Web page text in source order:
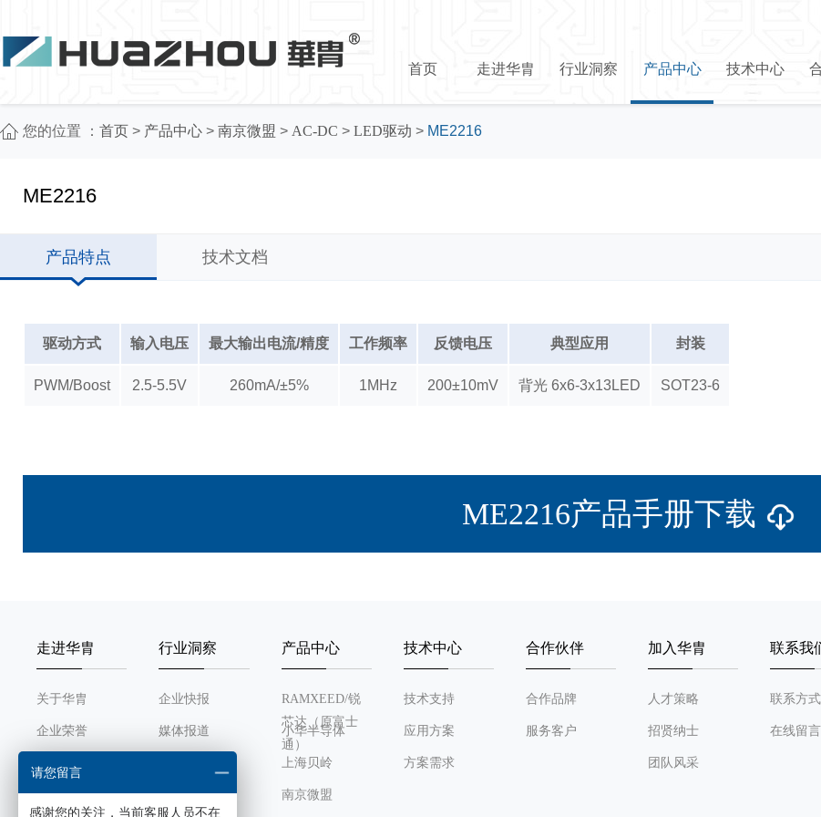
首页 走进华胄 行业洞察 产品中心 技术中心
您的位置 ： 首页 > 产品中心 > 南京微盟 > AC-DC > LED驱动 > ME2216
ME2216
产品特点 技术文档
驱动方式 输入电压 最大输出电流/精度 工作频率 反馈电压 典型应用 封装
PWM/Boost 2.5-5.5V 260mA/±5% 1MHz 200±10mV 背光 6x6-3x13LED SOT23-6
ME2216产品手册下载
走进华胄
关于华胄
企业荣誉
发展历程
组织架构
行业洞察
企业快报
媒体报道
产品中心
RAMXEED/锐
芯达（原富士
通）
小华半导体
上海贝岭
南京微盟
技术中心
技术支持
应用方案
方案需求
合作伙伴
合作品牌
服务客户
加入华胄
人才策略
招贤纳士
团队风采
联系我
联系方式
在线留言
请您留言
感谢您的关注，当前客服人员不在